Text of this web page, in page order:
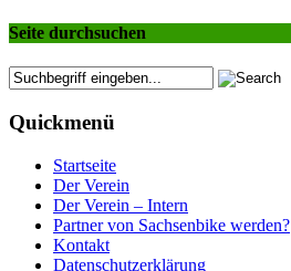
Seite durchsuchen
Quickmenü
Startseite
Der Verein
Der Verein – Intern
Partner von Sachsenbike werden?
Kontakt
Datenschutzerklärung